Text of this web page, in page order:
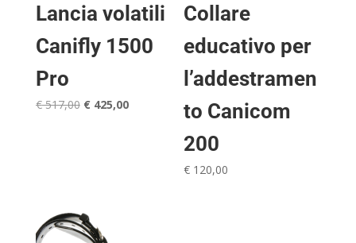
Lancia volatili
Canifly 1500
Pro
€517,00 Il
€425,00Il
Collare
educativo per
l’addestramen
to Canicom
200
€ 120,00